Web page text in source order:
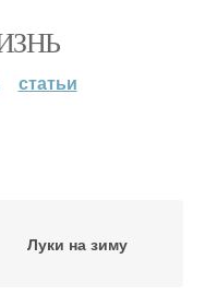
статьи
Луки на зиму